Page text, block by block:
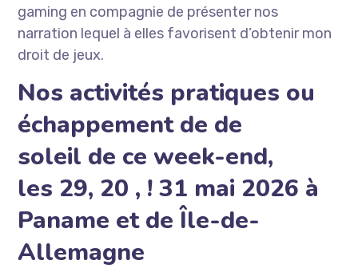
gaming en compagnie de présenter nos
narration lequel à elles favorisent d’obtenir mon
droit de jeux.
Nos activités pratiques ou
échappement de de
soleil de ce week-end,
les 29, 20 , ! 31 mai 2026 à
Paname et de Île-de-
Allemagne